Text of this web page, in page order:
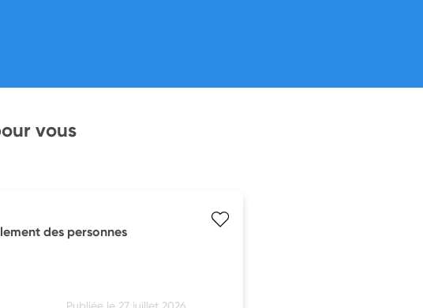
vous
des personnes
Publiée le 27 juillet 2026